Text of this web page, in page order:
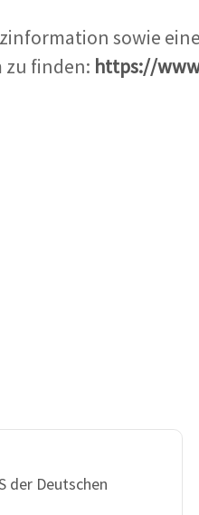
sowie
zu finden: https://
der Deutschen